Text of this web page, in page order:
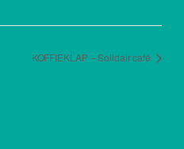
KOFFIEKLAP – Solidair café